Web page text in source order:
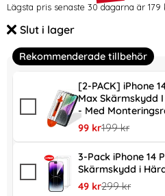
Prishistorik
Lägsta pris senaste 30 dagarna är
Tillgänglighet:
Slut i lager
Rekommenderade tillbehör
[2-PACK] iPhone
Max Skärmskydd
- Med
rea pris
99 krtidigare pris
199 kr
3-Pack iPhone 14
Skärmskydd i
rea pris
49 krtidigare pris
299 kr